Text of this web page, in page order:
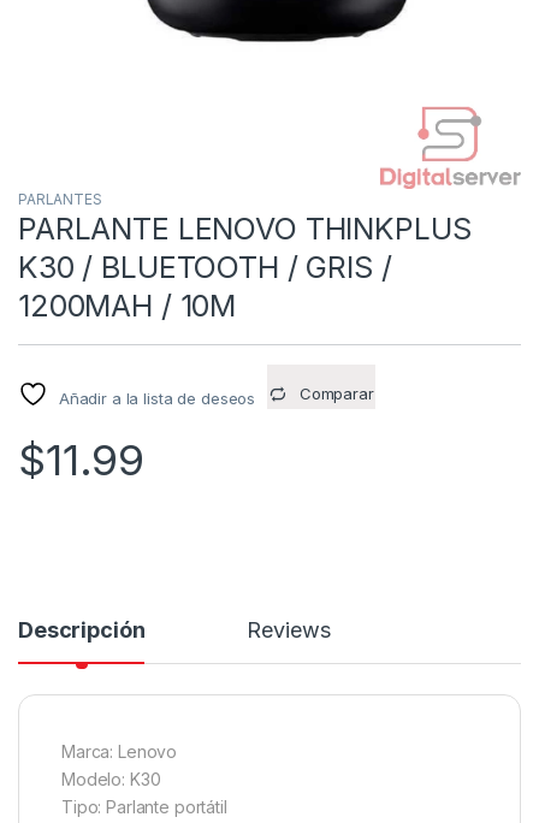
PARLANTES
PARLANTE LENOVO THINKPLUS
K30 / BLUETOOTH / GRIS /
1200MAH / 10M
Añadir a la lista de deseos Comparar
$11.99
Descripción Reviews
Marca: Lenovo
Modelo: K30
Tipo: Parlante portátil